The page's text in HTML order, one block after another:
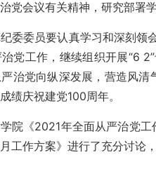
党会议有关精神，研究部署
委委员要认真学习和深刻领
党工作，继续组织开展“6
治党向纵深发展，营造风清
绩庆祝建党100周年。
院《2021年全面从严治党
工作方案》进行了充分讨论